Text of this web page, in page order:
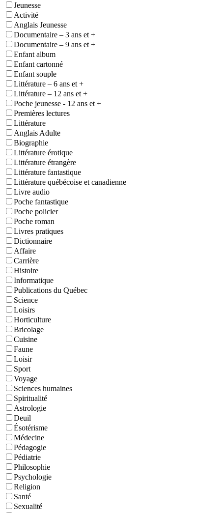
Jeunesse
Activité
Anglais Jeunesse
Documentaire – 3 ans et +
Documentaire – 9 ans et +
Enfant album
Enfant cartonné
Enfant souple
Littérature – 6 ans et +
Littérature – 12 ans et +
Poche jeunesse - 12 ans et +
Premières lectures
Littérature
Anglais Adulte
Biographie
Littérature érotique
Littérature étrangère
Littérature fantastique
Littérature québécoise et canadienne
Livre audio
Poche fantastique
Poche policier
Poche roman
Livres pratiques
Dictionnaire
Affaire
Carrière
Histoire
Informatique
Publications du Québec
Science
Loisirs
Horticulture
Bricolage
Cuisine
Faune
Loisir
Sport
Voyage
Sciences humaines
Spiritualité
Astrologie
Deuil
Ésotérisme
Médecine
Pédagogie
Pédiatrie
Philosophie
Psychologie
Religion
Santé
Sexualité